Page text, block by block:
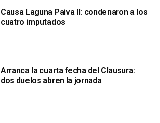
Causa Laguna Paiva II: condenaron a los
cuatro imputados
Arranca la cuarta fecha del Clausura:
dos duelos abren la jornada